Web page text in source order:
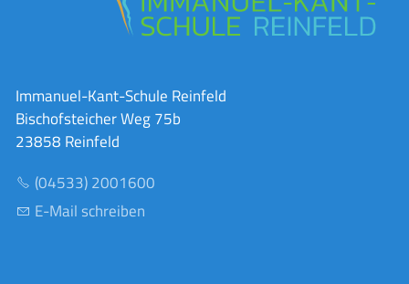
Immanuel-Kant-Schule Reinfeld
Bischofsteicher Weg 75b
23858 Reinfeld
(04533) 2001600
E-Mail schreiben